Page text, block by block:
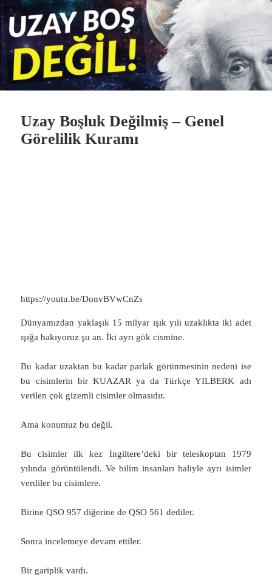
Uzay Boşluk Değilmiş – Genel
Görelilik Kuramı
https://youtu.be/DonvBVwCnZs
Dünyamızdan yaklaşık 15 milyar ışık yılı uzaklıkta iki adet
ışığa bakıyoruz şu an. İki ayrı gök cismine.
Bu kadar uzaktan bu kadar parlak görünmesinin nedeni ise
bu cisimlerin bir KUAZAR ya da Türkçe YILBERK adı
verilen çok gizemli cisimler olmasıdır.
Ama konumuz bu değil.
Bu cisimler ilk kez İngiltere’deki bir teleskoptan 1979
yılında görüntülendi. Ve bilim insanları haliyle ayrı isimler
verdiler bu cisimlere.
Birine QSO 957 diğerine de QSO 561 dediler.
Sonra incelemeye devam ettiler.
Bir gariplik vardı.